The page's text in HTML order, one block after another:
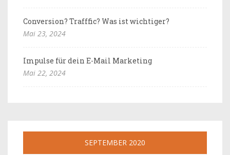
Conversion? Trafffic? Was ist wichtiger?
Mai 23, 2024
Impulse für dein E-Mail Marketing
Mai 22, 2024
SEPTEMBER 2020